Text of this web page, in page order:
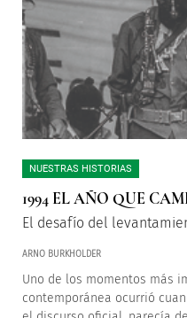
NUESTRAS HISTORIAS
1994 EL AÑO QUE
El desafío del
ARNO BURKHOLDER
Uno de los momentos más
contemporánea ocurrió